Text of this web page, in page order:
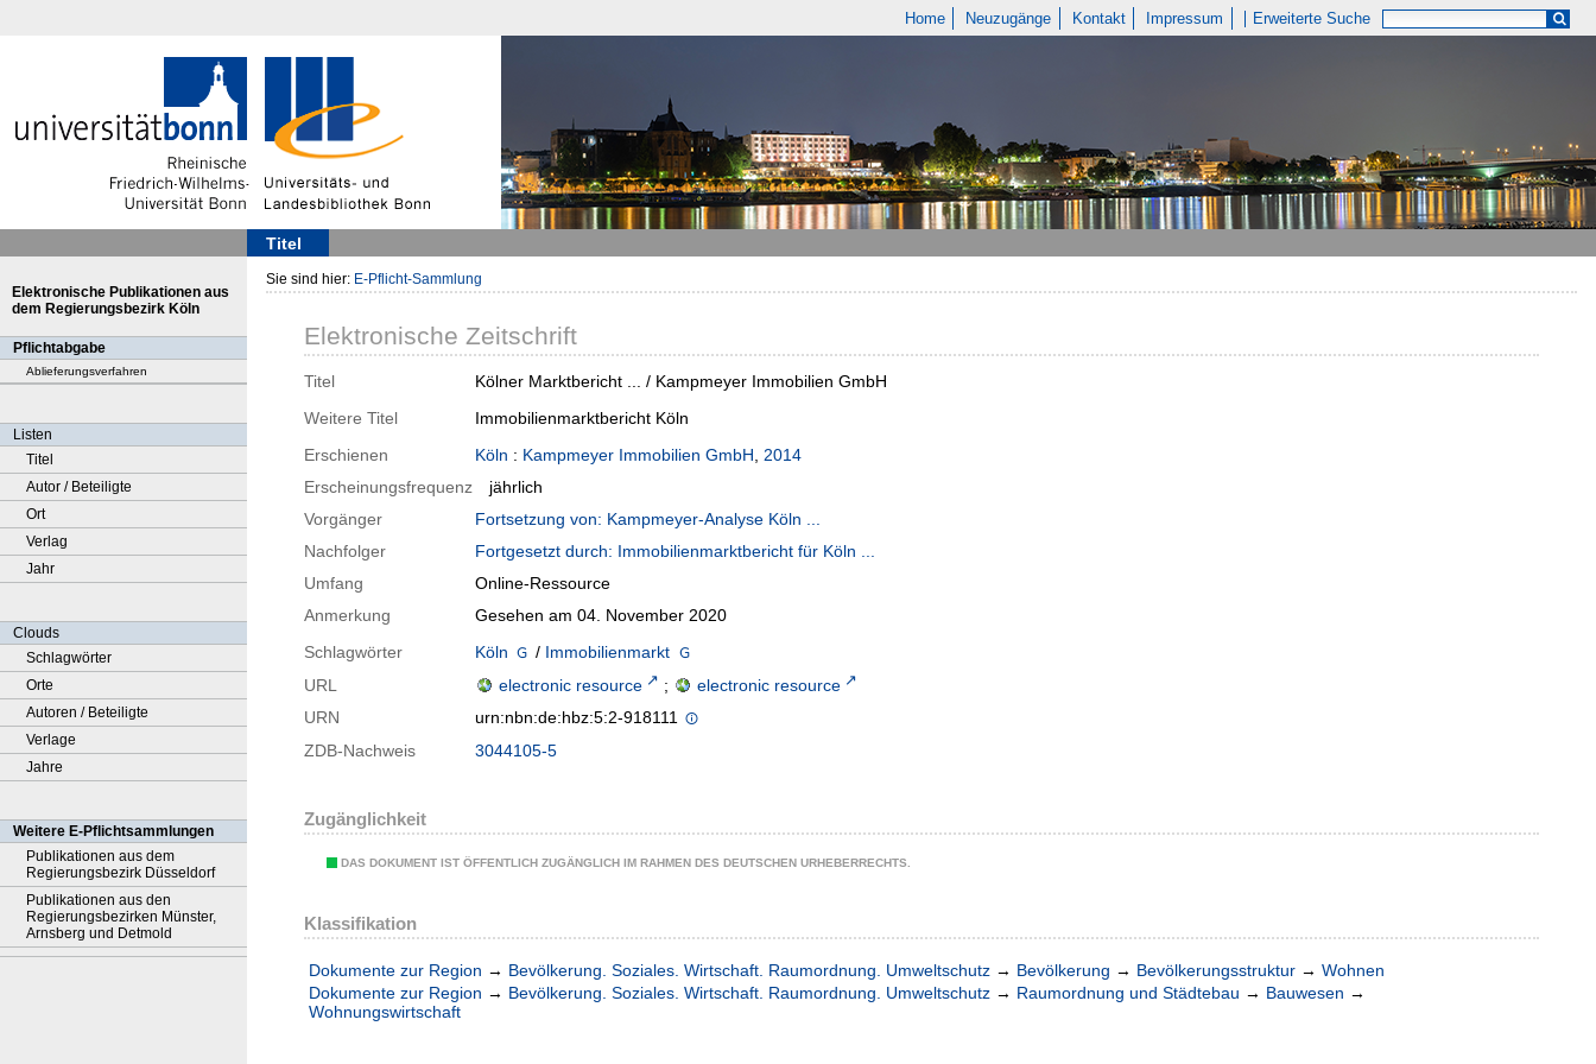
Home Neuzugänge Kontakt Impressum Erweiterte Suche
Titel
Elektronische Publikationen aus
dem Regierungsbezirk Köln
Pflichtabgabe
Ablieferungsverfahren
Listen
Titel
Autor / Beteiligte
Ort
Verlag
Jahr
Clouds
Schlagwörter
Orte
Autoren / Beteiligte
Verlage
Jahre
Weitere E-Pflichtsammlungen
Publikationen aus dem
Regierungsbezirk Düsseldorf
Publikationen aus den
Regierungsbezirken Münster,
Arnsberg und Detmold
Sie sind hier: E-Pflicht-Sammlung
Elektronische Zeitschrift
Titel
Kölner Marktbericht ... / Kampmeyer Immobilien GmbH
Weitere Titel
Immobilienmarktbericht Köln
Erschienen
Köln : Kampmeyer Immobilien GmbH, 2014
Erscheinungsfrequenz
jährlich
Vorgänger
Fortsetzung von: Kampmeyer-Analyse Köln ...
Nachfolger
Fortgesetzt durch: Immobilienmarktbericht für Köln ...
Umfang
Online-Ressource
Anmerkung
Gesehen am 04. November 2020
Schlagwörter
Köln / Immobilienmarkt
URL
electronic resource ;
electronic resource
URN
urn:nbn:de:hbz:5:2-918111
ZDB-Nachweis
3044105-5
Zugänglichkeit
DAS DOKUMENT IST ÖFFENTLICH ZUGÄNGLICH IM RAHMEN DES DEUTSCHEN URHEBERRECHTS.
Klassifikation
Dokumente zur Region → Bevölkerung. Soziales. Wirtschaft. Raumordnung. Umweltschutz → Bevölkerung → Bevölkerungsstruktur → Wohnen
Dokumente zur Region → Bevölkerung. Soziales. Wirtschaft. Raumordnung. Umweltschutz → Raumordnung und Städtebau → Bauwesen →
Wohnungswirtschaft